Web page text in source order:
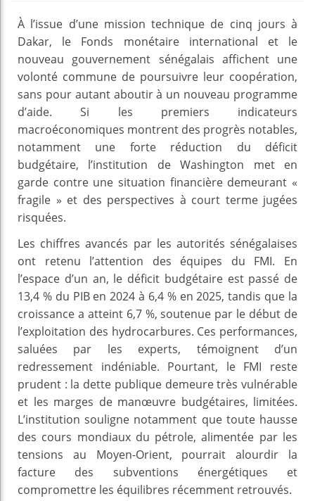
À l’issue d’une mission technique de cinq jours à
Dakar, le Fonds monétaire international et le
nouveau gouvernement sénégalais affichent une
volonté commune de poursuivre leur coopération,
sans pour autant aboutir à un nouveau programme
d’aide. Si les premiers indicateurs
macroéconomiques montrent des progrès notables,
notamment une forte réduction du déficit
budgétaire, l’institution de Washington met en
garde contre une situation financière demeurant «
fragile » et des perspectives à court terme jugées
risquées.
Les chiffres avancés par les autorités sénégalaises
ont retenu l’attention des équipes du FMI. En
l’espace d’un an, le déficit budgétaire est passé de
13,4 % du PIB en 2024 à 6,4 % en 2025, tandis que la
croissance a atteint 6,7 %, soutenue par le début de
l’exploitation des hydrocarbures. Ces performances,
saluées par les experts, témoignent d’un
redressement indéniable. Pourtant, le FMI reste
prudent : la dette publique demeure très vulnérable
et les marges de manœuvre budgétaires, limitées.
L’institution souligne notamment que toute hausse
des cours mondiaux du pétrole, alimentée par les
tensions au Moyen-Orient, pourrait alourdir la
facture des subventions énergétiques et
compromettre les équilibres récemment retrouvés.